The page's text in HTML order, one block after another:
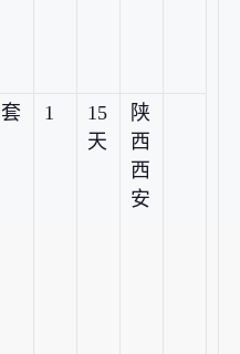
套 1
15
天
陕
西
西
安